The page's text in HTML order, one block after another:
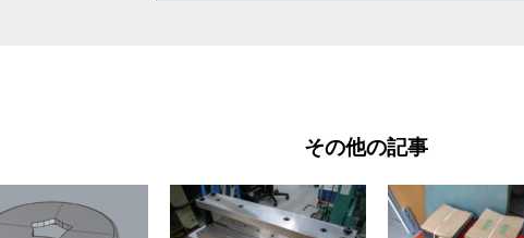
その他の記事